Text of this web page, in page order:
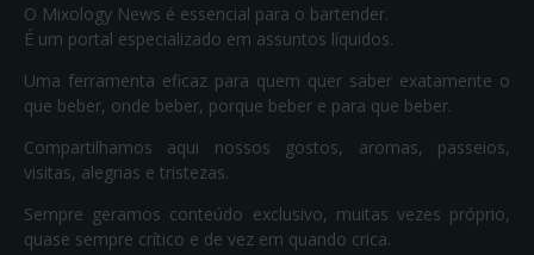
O Mixology News é essencial para o bartender.
É um portal especializado em assuntos líquidos.
Uma ferramenta eficaz para quem quer saber exatamente o
que beber, onde beber, porque beber e para que beber.
Compartilhamos aqui nossos gostos, aromas, passeios,
visitas, alegrias e tristezas.
Sempre geramos conteúdo exclusivo, muitas vezes próprio,
quase sempre crítico e de vez em quando crica.